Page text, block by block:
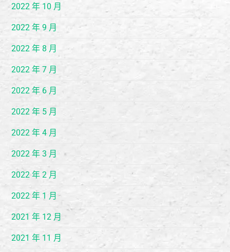
2022 年 10 月
2022 年 9 月
2022 年 8 月
2022 年 7 月
2022 年 6 月
2022 年 5 月
2022 年 4 月
2022 年 3 月
2022 年 2 月
2022 年 1 月
2021 年 12 月
2021 年 11 月